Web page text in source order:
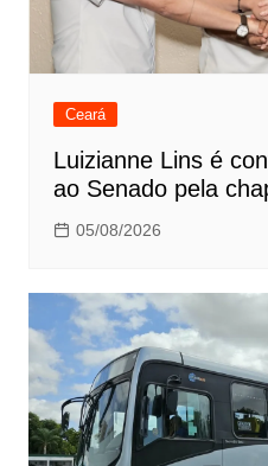
Ceará
Luizianne Lins é
ao Senado pela
05/08/2026